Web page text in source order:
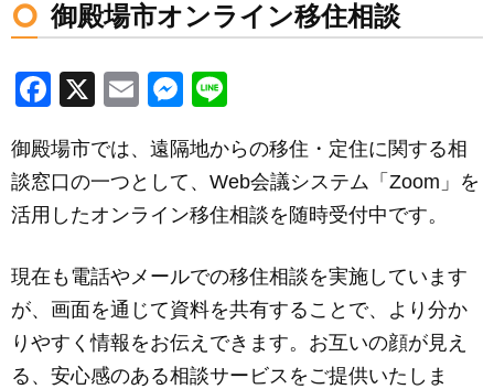
御殿場市オンライン移住相談
F
c
e
b
o
o
k
X
E
ail
M
ss
e
n
g
er
e
御殿場市では、遠隔地からの移住・定住に関する相
談窓口の一つとして、Web会議システム「Zoom」を
活用したオンライン移住相談を随時受付中です。
現在も電話やメールでの移住相談を実施しています
が、画面を通じて資料を共有することで、より分か
りやすく情報をお伝えできます。お互いの顔が見え
る、安心感のある相談サービスをご提供いたしま